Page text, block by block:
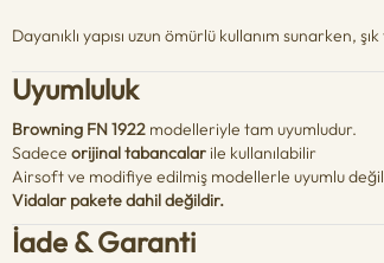
Dayanıklı yapısı uzun ömürlü kullanım sunarken,
Uyumluluk
Browning FN 1922 modelleriyle tam uyumludur.
Sadece orijinal tabancalar ile kullanılabilir
Airsoft ve modifiye edilmiş modellerle uyumlu
Vidalar pakete dahil değildir.
İade & Garanti